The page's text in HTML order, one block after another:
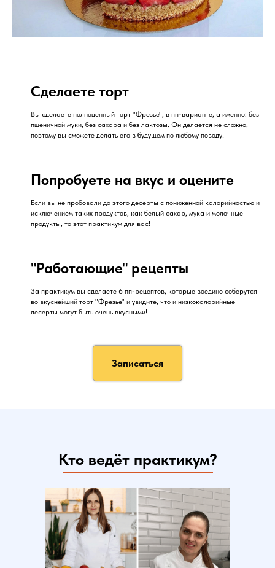
Сделаете торт
Вы сделаете полноценный торт "Фрезье", в пп-варианте, а именно: без
пшеничной муки, без сахара и без лактозы. Он делается не сложно,
поэтому вы сможете делать его в будущем по любому поводу!
Попробуете на вкус и оцените
Если вы не пробовали до этого десерты с пониженной калорийностью и
исключением таких продуктов, как белый сахар, мука и молочные
продукты, то этот практикум для вас!
"Работающие" рецепты
За практикум вы сделаете 6 пп-рецептов, которые воедино соберутся
во вкуснейший торт "Фрезье" и увидите, что и низкокалорийные
десерты могут быть очень вкусными!
Записаться
Кто ведёт практикум?